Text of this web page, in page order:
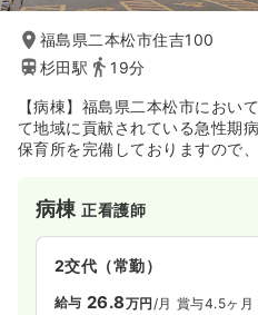
福島県二本松市住吉100
杉田駅
19分
【病棟】福島県二本松市におい
て地域に貢献されている急性期
保育所を完備しておりますので
病棟正看護師
2交代（常勤）
給与 26.8万円/月 賞与4.5ヶ月